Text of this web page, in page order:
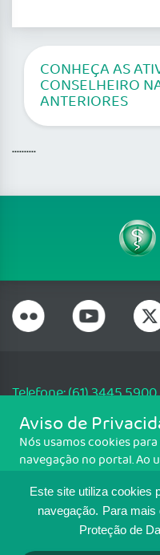
Este site utiliza cookies
navegação. Para mais
Proteção de
CONHEÇA AS
CONSELHEIRO
ANTERIORES
..........
Telefone: (61) 3445 5900
Email:
SGAS 616, Conjunto D, Lote
CNPJ: 33.583.550/0001-30
MAPA DO SITE
Aviso de
Nós usamos cookies
navegação no portal. Ao
Para ter mais
Política de cookies. Se